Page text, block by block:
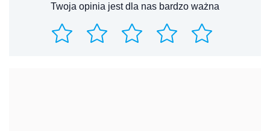
Twoja opinia jest dla nas bardzo ważna